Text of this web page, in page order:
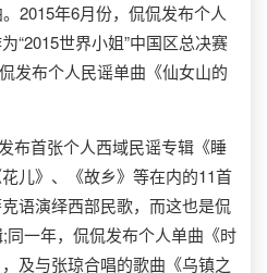
2015年6月份，侃侃发布个人
“2015世界小姐”中国区总决赛
发布个人民谣单曲《仙女山的
首张个人西域民谣专辑《睡
儿》、《故乡》等在内的11首
语演绎西部民歌，而这也是侃
一年，侃侃发布个人单曲《时
及与张琼合唱的歌曲《乌镇之